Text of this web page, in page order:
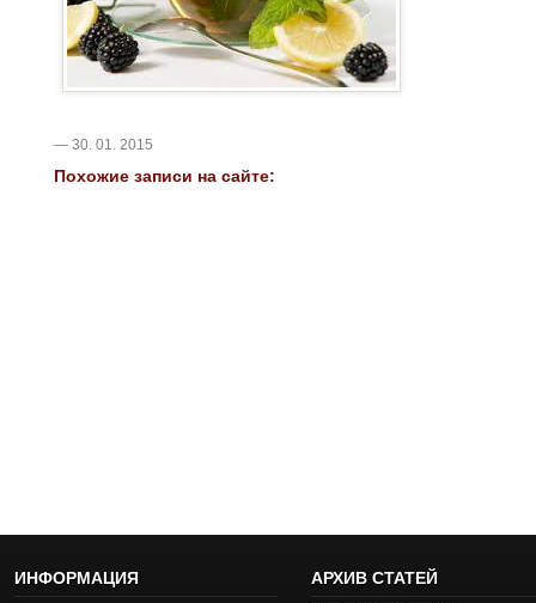
— 30. 01. 2015
Похожие записи на сайте:
ИНФОРМАЦИЯ АРХИВ СТАТЕЙ